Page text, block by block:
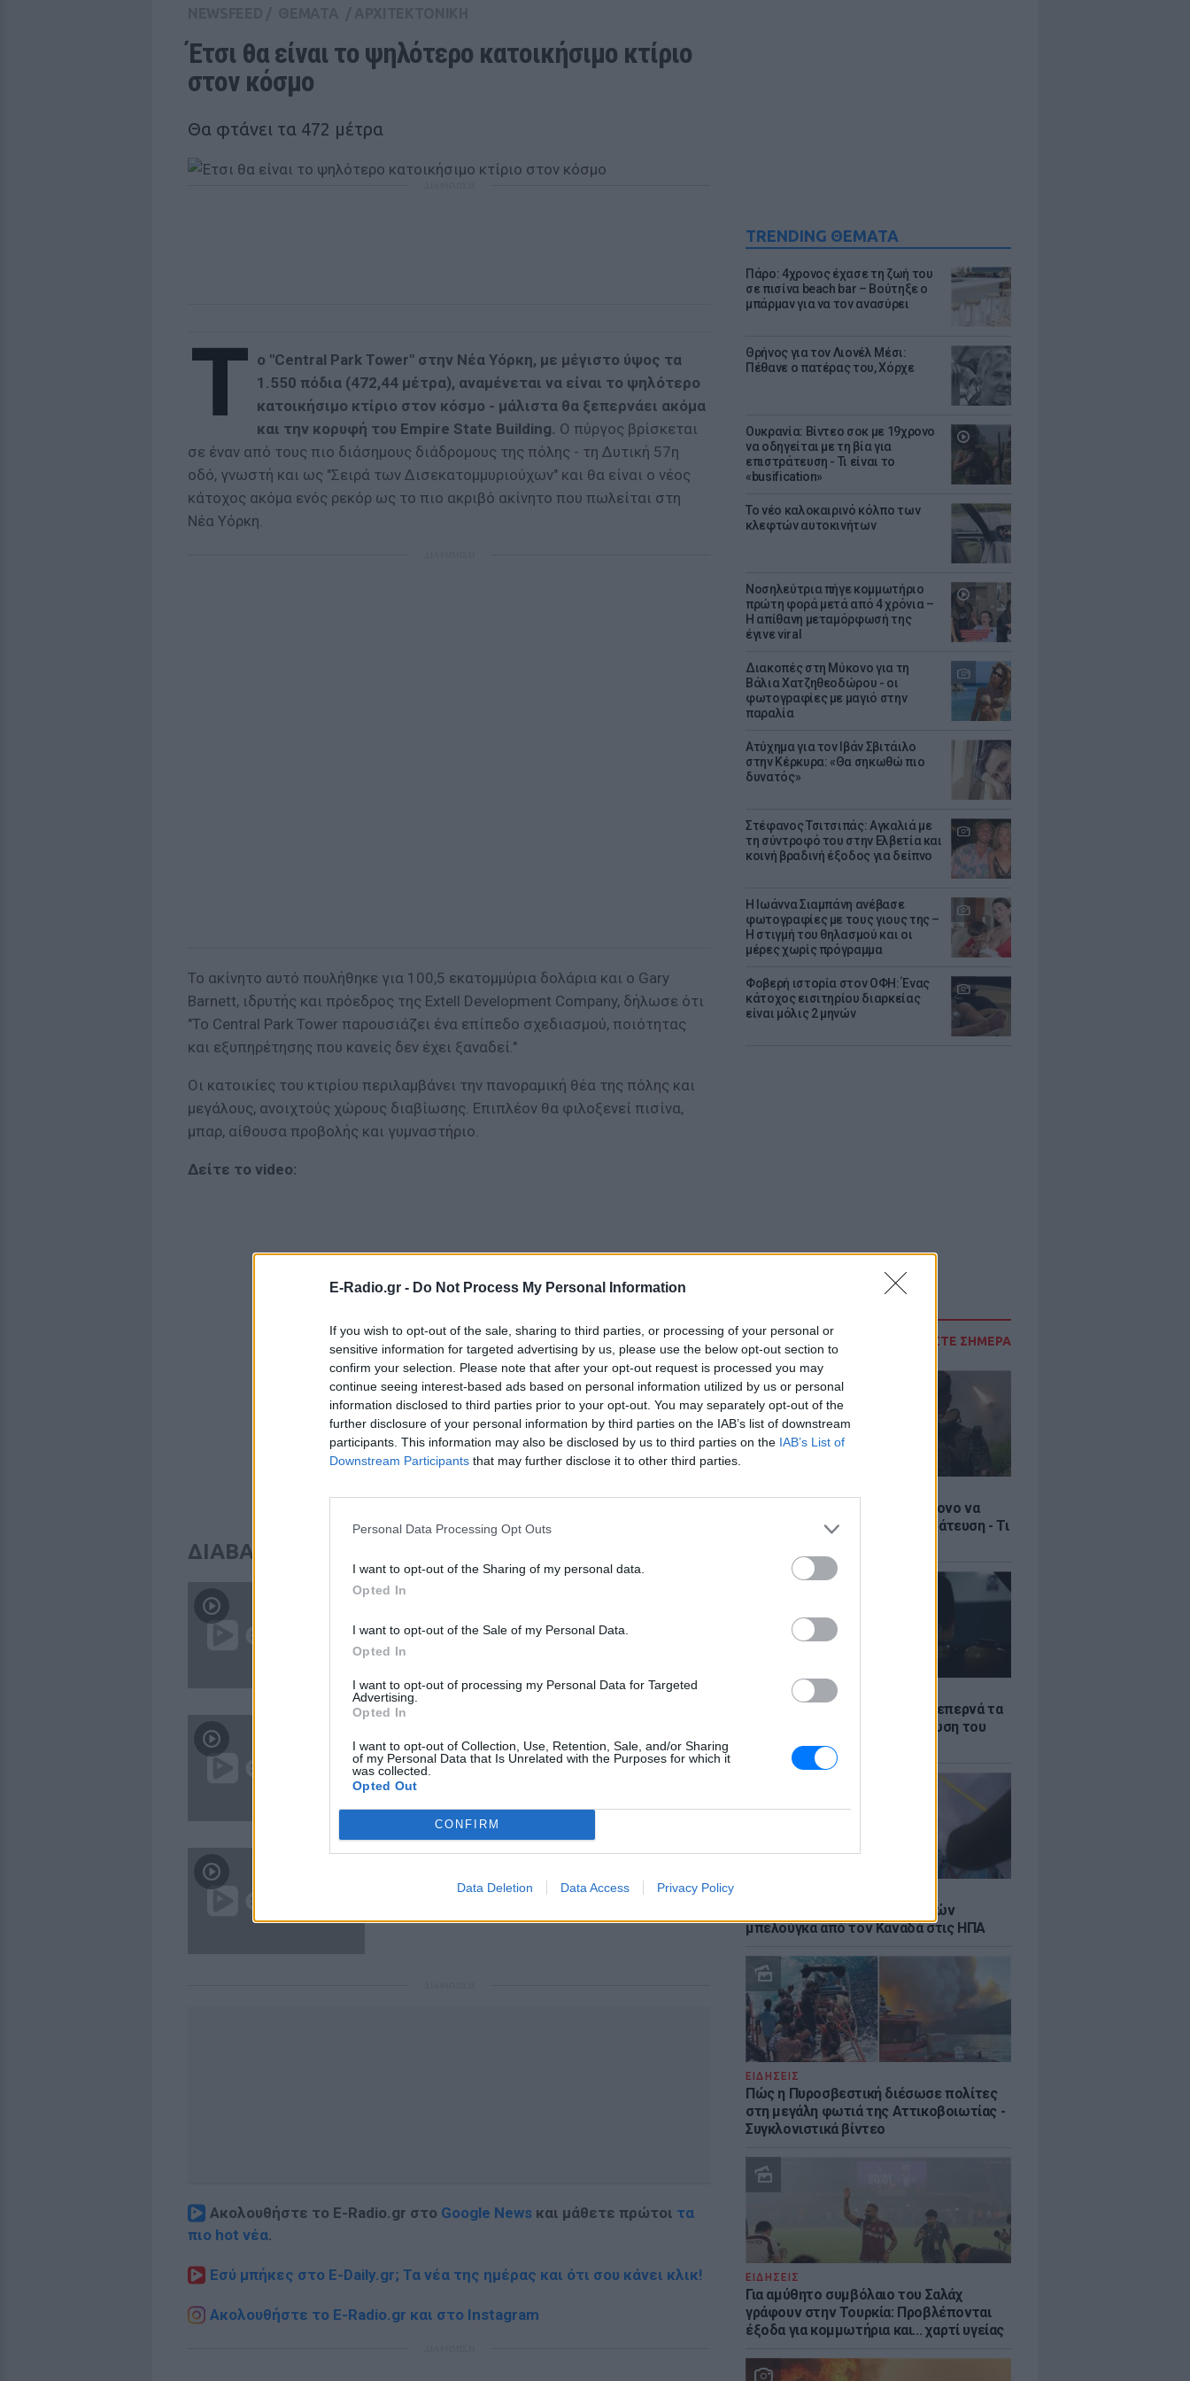
E-Radio.gr - Do Not Process My Personal Information
If you wish to opt-out of the sale, sharing to third parties, or processing of your personal or
sensitive information for targeted advertising by us, please use the below opt-out section to
confirm your selection. Please note that after your opt-out request is processed you may
continue seeing interest-based ads based on personal information utilized by us or personal
information disclosed to third parties prior to your opt-out. You may separately opt-out of the
further disclosure of your personal information by third parties on the IAB’s list of downstream
participants. This information may also be disclosed by us to third parties on the IAB’s List of
Downstream Participants that may further disclose it to other third parties.
Personal Data Processing Opt Outs
I want to opt-out of the Sharing of my personal data.
Opted In
I want to opt-out of the Sale of my Personal Data.
Opted In
I want to opt-out of processing my Personal Data for Targeted
Advertising.
Opted In
I want to opt-out of Collection, Use, Retention, Sale, and/or Sharing
of my Personal Data that Is Unrelated with the Purposes for which it
was collected.
Opted Out
CONFIRM
Data Deletion Data Access Privacy Policy
TRENDING ΘΕΜΑΤΑ
Πάρο: 4χρονος έχασε τη ζωή του
σε πισίνα beach bar – Βούτηξε ο
μπάρμαν για να τον ανασύρει
Θρήνος για τον Λιονέλ Μέσι:
Πέθανε ο πατέρας του, Χόρχε
Ουκρανία: Βίντεο σοκ με 19χρονο
να οδηγείται με τη βία για
επιστράτευση - Τι είναι το
«busification»
Το νέο καλοκαιρινό κόλπο των
κλεφτών αυτοκινήτων
Νοσηλεύτρια πήγε κομμωτήριο
πρώτη φορά μετά από 4 χρόνια –
Η απίθανη μεταμόρφωσή της
έγινε viral
Διακοπές στη Μύκονο για τη
Βάλια Χατζηθεοδώρου - οι
φωτογραφίες με μαγιό στην
παραλία
Ατύχημα για τον Ιβάν Σβιτάιλο
στην Κέρκυρα: «Θα σηκωθώ πιο
δυνατός»
Στέφανος Τσιτσιπάς: Αγκαλιά με
τη σύντροφό του στην Ελβετία και
κοινή βραδινή έξοδος για δείπνο
H Ιωάννα Σιαμπάνη ανέβασε
φωτογραφίες με τους γιους της –
Η στιγμή του θηλασμού και οι
μέρες χωρίς πρόγραμμα
Φοβερή ιστορία στον ΟΦΗ: Ένας
κάτοχος εισιτηρίου διαρκείας
είναι μόλις 2 μηνών
ΔΙΑΒΑΣΤΕ ΣΗΜΕΡΑ
Ουκρανία: Βίντεο σοκ με 19χρονο να
οδηγείται με τη βία για επιστράτευση - Τι
ΕΙΔΗΣΕΙΣ
Καύσιμα «φωτιά»: Η βενζίνη ξεπερνά τα
2 ευρώ το λίτρο παρά την πτώση του
αργού πετρελαίου διεθνώς
Ιστορική μεταφορά 30 φαλαινών
μπελούγκα από τον Καναδά στις ΗΠΑ
ΕΙΔΗΣΕΙΣ
Πώς η Πυροσβεστική διέσωσε πολίτες
στη μεγάλη φωτιά της Αττικοβοιωτίας -
Συγκλονιστικά βίντεο
ΕΙΔΗΣΕΙΣ
Για αμύθητο συμβόλαιο του Σαλάχ
γράφουν στην Τουρκία: Προβλέπονται
έξοδα για κομμωτήρια και... χαρτί υγείας
Έτσι θα είναι το ψηλότερο κατοικήσιμο κτίριο
στον κόσμο
Θα φτάνει τα 472 μέτρα
Τ ο "Central Park Tower" στην Νέα Υόρκη, με μέγιστο ύψος τα
1.550 πόδια (472,44 μέτρα), αναμένεται να είναι το ψηλότερο
κατοικήσιμο κτίριο στον κόσμο - μάλιστα θα ξεπερνάει ακόμα
και την κορυφή του Empire State Building. Ο πύργος βρίσκεται
σε έναν από τους πιο διάσημους διάδρομους της πόλης - τη Δυτική 57η
οδό, γνωστή και ως "Σειρά των Δισεκατομμυριούχων" και θα είναι ο νέος
κάτοχος ακόμα ενός ρεκόρ ως το πιο ακριβό ακίνητο που πωλείται στη
Νέα Υόρκη.
Το ακίνητο αυτό πουλήθηκε για 100,5 εκατομμύρια δολάρια και ο Gary
Barnett, ιδρυτής και πρόεδρος της Extell Development Company, δήλωσε ότι
"Το Central Park Tower παρουσιάζει ένα επίπεδο σχεδιασμού, ποιότητας
και εξυπηρέτησης που κανείς δεν έχει ξαναδεί."
Οι κατοικίες του κτιρίου περιλαμβάνει την πανοραμική θέα της πόλης και
μεγάλους, ανοιχτούς χώρους διαβίωσης. Επιπλέον θα φιλοξενεί πισίνα,
μπαρ, αίθουσα προβολής και γυμναστήριο.
Δείτε το video:
ΔΙΑΒΑΣΤΕ ΑΚΟΜΗ
Μια από τις καλύτερα καταγεγραμμένες
OMG ΠΡΙΝ 412 ΕΒΔΟΜΆΔΕΣ
ο επόμενος ωκεανός
ΠΕΡΙΒΆΛΛΟΝ ΠΡΙΝ 410 ΕΒΔΟΜΆΔΕΣ
Τα 10 πιο παράξενα πράγματα που έχουν
Ακολουθήστε το E-Radio.gr στο Google News και μάθετε πρώτοι τα
πιο hot νέα.
Εσύ μπήκες στο E-Daily.gr; Τα νέα της ημέρας και ότι σου κάνει κλικ!
Ακολουθήστε το E-Radio.gr και στο Instagram